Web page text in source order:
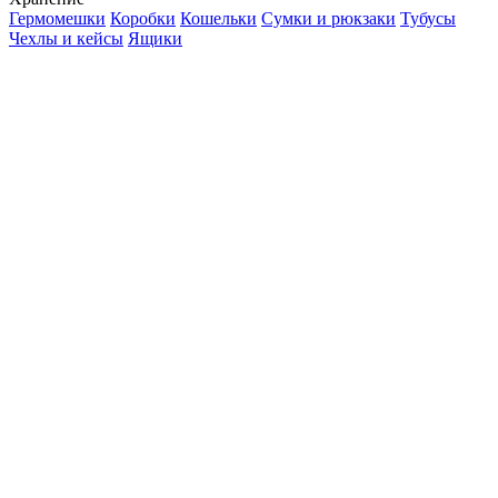
Гермомешки Коробки Кошельки Сумки и рюкзаки Тубусы
Чехлы и кейсы Ящики